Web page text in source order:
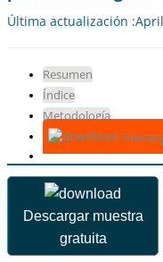
Última actualización
Resumen
Índice
Metodología
Descargar muestra
gratuita